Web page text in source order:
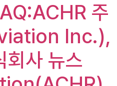
주
Inc.),
회사 뉴스